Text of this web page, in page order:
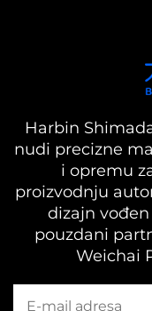
Harbin
nudi precizne
i opremu
proizvodnju
dizajn
pouzdani
Weichai